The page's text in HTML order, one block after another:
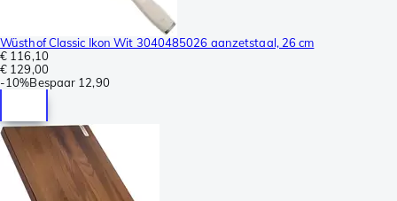
Wüsthof Classic Ikon Wit 3040485026 aanzetstaal, 26 cm
€ 116,10
€ 129,00
-10%Bespaar 12,90